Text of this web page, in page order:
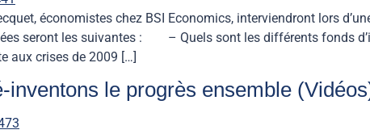
économistes chez BSI Economics, interviendront lors
seront les suivantes : – Quels sont les différents fonds
crises de 2009 […]
inventons le progrès ensemble